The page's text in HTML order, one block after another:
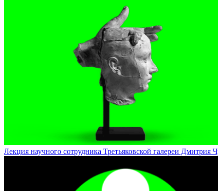
Лекция-полилог о поэзии Марины Цветаевой / Polylogue
Лекция научного сотрудника Третьяковской галереи